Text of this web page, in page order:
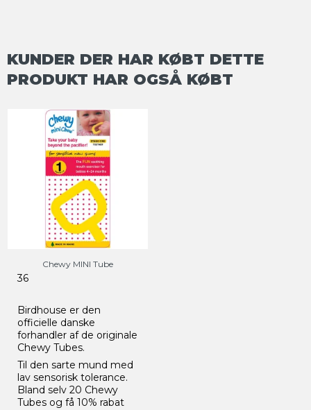
KUNDER DER HAR KØBT DETTE
PRODUKT HAR OGSÅ KØBT
Chewy MINI Tube
36
Birdhouse er den
officielle danske
forhandler af de originale
Chewy Tubes.
Til den sarte mund med
lav sensorisk tolerance.
Bland selv 20 Chewy
Tubes og få 10% rabat